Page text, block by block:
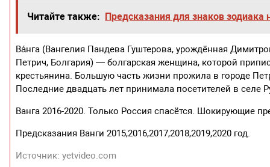
Читайте также: Предсказания для знаков зодиака
Ва́нга (Вангелия Пандева Гуштерова, урождённая
Петрич, Болгария) — болгарская женщина, которой
крестьянина. Большую часть жизни прожила в городе
Последние двадцать лет принимала посетителей в селе
Ванга 2016-2020. Только Россия спасётся. Шокирующие
Предсказания Ванги 2015,2016,2017,2018,2019,2020 год.
Источник: yetvideo.com